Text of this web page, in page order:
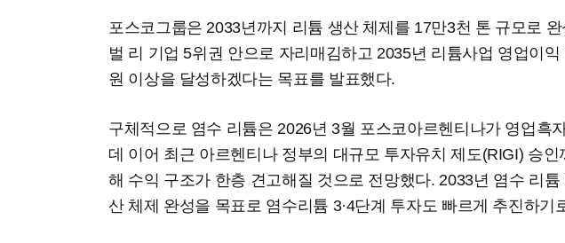
포스코그룹은 2033년까지 리튬 생산 체제를 17만3천 톤 규모로
벌 리 기업 5위권 안으로 자리매김하고 2035년 리튬사업 영업이익
원 이상을 달성하겠다는 목표를 발표했다.
구체적으로 염수 리튬은 2026년 3월 포스코아르헨티나가 영업흑
데 이어 최근 아르헨티나 정부의 대규모 투자유치 제도(RIGI) 승인
해 수익 구조가 한층 견고해질 것으로 전망했다. 2033년 염수 리튬
산 체제 완성을 목표로 염수리튬 3·4단계 투자도 빠르게 추진하기